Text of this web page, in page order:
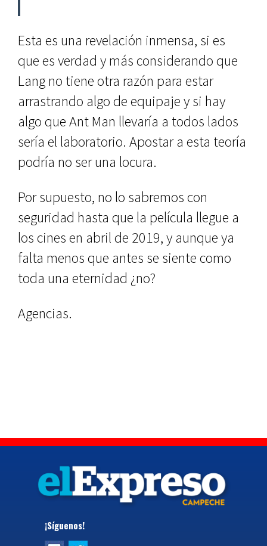
Esta es una revelación inmensa, si es
que es verdad y más considerando que
Lang no tiene otra razón para estar
arrastrando algo de equipaje y si hay
algo que Ant Man llevaría a todos lados
sería el laboratorio. Apostar a esta teoría
podría no ser una locura.
Por supuesto, no lo sabremos con
seguridad hasta que la película llegue a
los cines en abril de 2019, y aunque ya
falta menos que antes se siente como
toda una eternidad ¿no?
Agencias.
¡Síguenos!